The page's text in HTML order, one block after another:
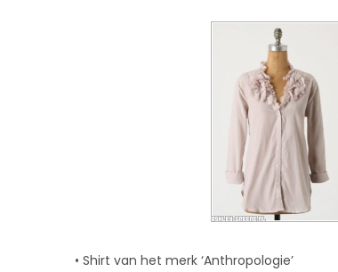
• Shirt van het merk ‘Anthropologie’